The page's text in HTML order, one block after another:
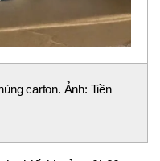
carton. Ảnh: Tiền